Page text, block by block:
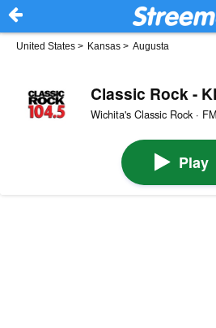
United States > Kansas > Augusta
Classic Rock -
Wichita's Classic Rock ·
Play